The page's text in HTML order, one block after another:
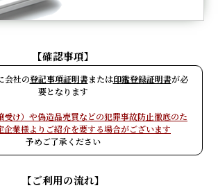
【確認事項】
会社の登記事項証明書または印鑑登録証明書が必
要となります
受け）や偽造品売買などの犯罪事故防止徹底のた
企業様よりご紹介を要する場合がございます
予めご了承ください
【ご利用の流れ】